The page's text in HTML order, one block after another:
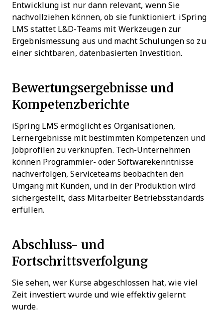
Entwicklung ist nur dann relevant, wenn Sie
nachvollziehen können, ob sie funktioniert. iSpring
LMS stattet L&D-Teams mit Werkzeugen zur
Ergebnismessung aus und macht Schulungen so zu
einer sichtbaren, datenbasierten Investition.
Bewertungsergebnisse und
Kompetenzberichte
iSpring LMS ermöglicht es Organisationen,
Lernergebnisse mit bestimmten Kompetenzen und
Jobprofilen zu verknüpfen. Tech-Unternehmen
können Programmier- oder Softwarekenntnisse
nachverfolgen, Serviceteams beobachten den
Umgang mit Kunden, und in der Produktion wird
sichergestellt, dass Mitarbeiter Betriebsstandards
erfüllen.
Abschluss- und
Fortschrittsverfolgung
Sie sehen, wer Kurse abgeschlossen hat, wie viel
Zeit investiert wurde und wie effektiv gelernt
wurde.